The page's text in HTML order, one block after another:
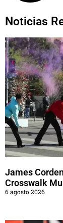
Noticias
James
Crosswalk
6 agosto 2026